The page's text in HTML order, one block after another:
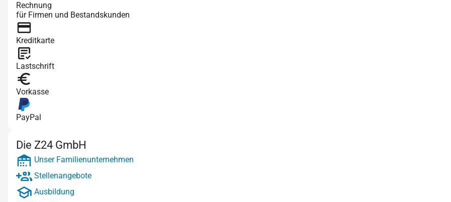
Rechnung
für Firmen und Bestandskunden
Kreditkarte
Lastschrift
Vorkasse
PayPal
Die Z24 GmbH
Unser Familienunternehmen
Stellenangebote
Ausbildung